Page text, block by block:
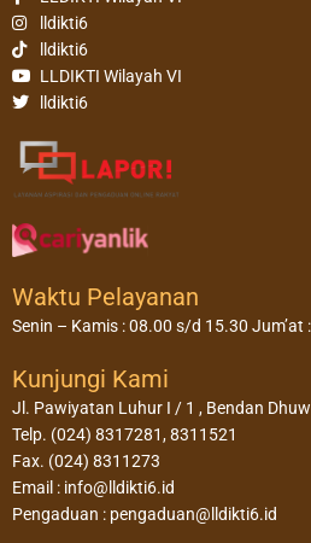
lldikti6
lldikti6
LLDIKTI Wilayah VI
lldikti6
Waktu Pelayanan
Senin – Kamis : 08.00 s/d 15.30 Jum’at
Kunjungi Kami
Jl. Pawiyatan Luhur I / 1 , Bendan
Telp. (024) 8317281, 8311521
Fax. (024) 8311273
Email : info@lldikti6.id
Pengaduan : pengaduan@lldikti6.id